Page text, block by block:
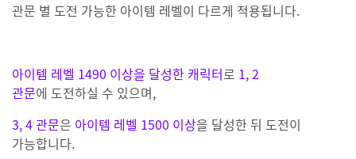
관문 별 도전 가능한 아이템 레벨이 다르게 적용됩니다.
아이템 레벨 1490 이상을 달성한 캐릭터로 1, 2
관문에 도전하실 수 있으며,
3, 4 관문은 아이템 레벨 1500 이상을 달성한 뒤 도전이
가능합니다.